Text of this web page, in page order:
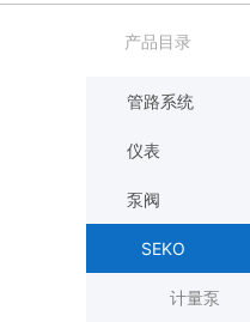
产品目录
管路系统
仪表
泵阀
SEKO
计量泵